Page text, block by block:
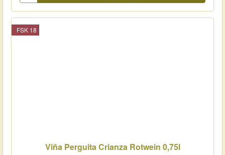
FSK 18
Viña Perguita Crianza Rotwein 0,75l